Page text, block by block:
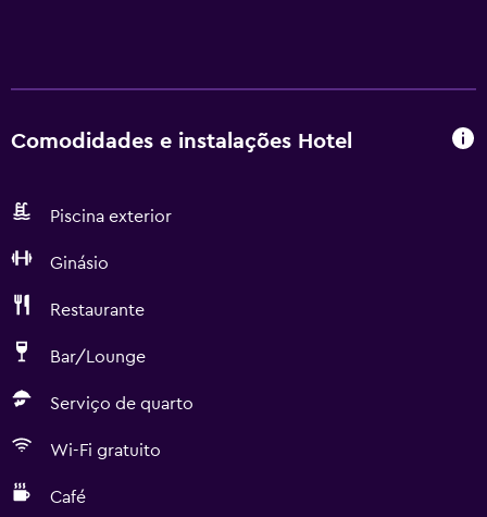
Comodidades e instalações Hotel
Piscina exterior
Ginásio
Restaurante
Bar/Lounge
Serviço de quarto
Wi-Fi gratuito
Café